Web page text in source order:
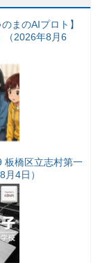
まのAIプロト】
（2026年8月6
板橋区立志村第一
4日）